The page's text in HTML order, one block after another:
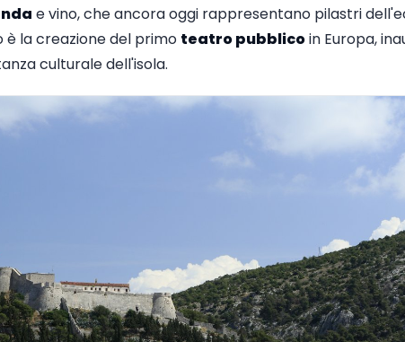
e vino, che ancora oggi rappresentano pilastri
è la creazione del primo teatro pubblicoin Europa,
culturale dell'isola.